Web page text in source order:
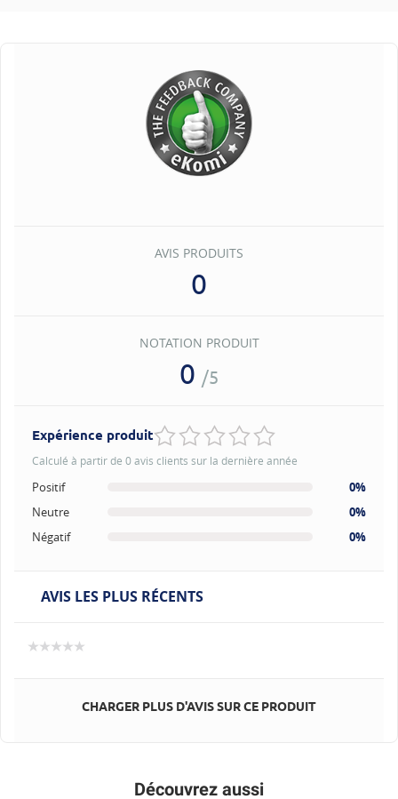
AVIS PRODUITS
0
NOTATION PRODUIT
0 /5
Expérience produit
Calculé à partir de 0 avis clients sur la dernière année
Positif
0%
Neutre
0%
Négatif
0%
AVIS LES PLUS RÉCENTS
CHARGER PLUS D'AVIS SUR CE PRODUIT
Découvrez aussi